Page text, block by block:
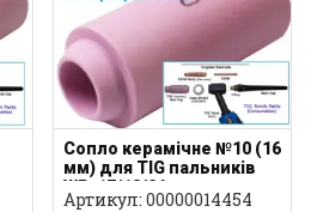
Сопло керамічне №10 (16
мм) для TIG пальників
WP-17/18/26
Артикул: 00000014454